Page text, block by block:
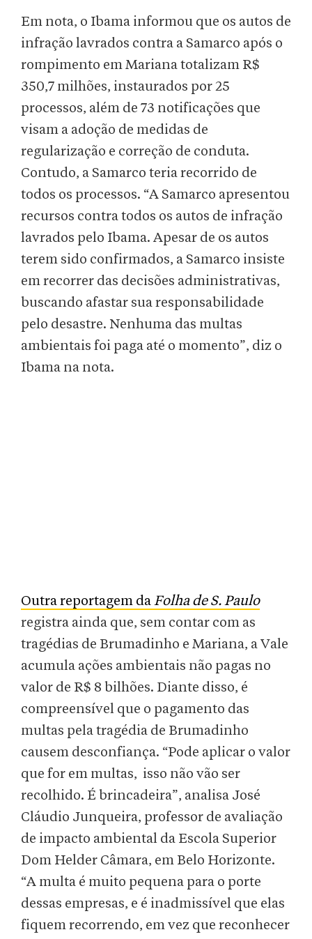
Em nota, o Ibama informou que os autos de
infração lavrados contra a Samarco após o
rompimento em Mariana totalizam R$
350,7 milhões, instaurados por 25
processos, além de 73 notificações que
visam a adoção de medidas de
regularização e correção de conduta.
Contudo, a Samarco teria recorrido de
todos os processos. “A Samarco apresentou
recursos contra todos os autos de infração
lavrados pelo Ibama. Apesar de os autos
terem sido confirmados, a Samarco insiste
em recorrer das decisões administrativas,
buscando afastar sua responsabilidade
pelo desastre. Nenhuma das multas
ambientais foi paga até o momento”, diz o
Ibama na nota.
Outra reportagem daFolha de S. Paulo
registra ainda que, sem contar com as
tragédias de Brumadinho e Mariana, a Vale
acumula ações ambientais não pagas no
valor de R$ 8 bilhões. Diante disso, é
compreensível que o pagamento das
multas pela tragédia de Brumadinho
causem desconfiança. “Pode aplicar o valor
que for em multas, isso não vão ser
recolhido. É brincadeira”, analisa José
Cláudio Junqueira, professor de avaliação
de impacto ambiental da Escola Superior
Dom Helder Câmara, em Belo Horizonte.
“A multa é muito pequena para o porte
dessas empresas, e é inadmissível que elas
fiquem recorrendo, em vez que reconhecer